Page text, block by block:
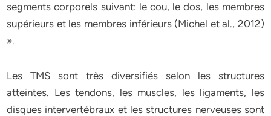
segments corporels suivant: le cou, le dos, les membres
supérieurs et les membres inférieurs (Michel et al., 2012)
».
Les TMS sont très diversifiés selon les structures
atteintes. Les tendons, les muscles, les ligaments, les
disques intervertébraux et les structures nerveuses sont